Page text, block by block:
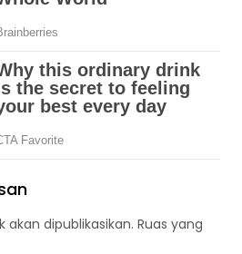
dipublikasikan. Ruas yang